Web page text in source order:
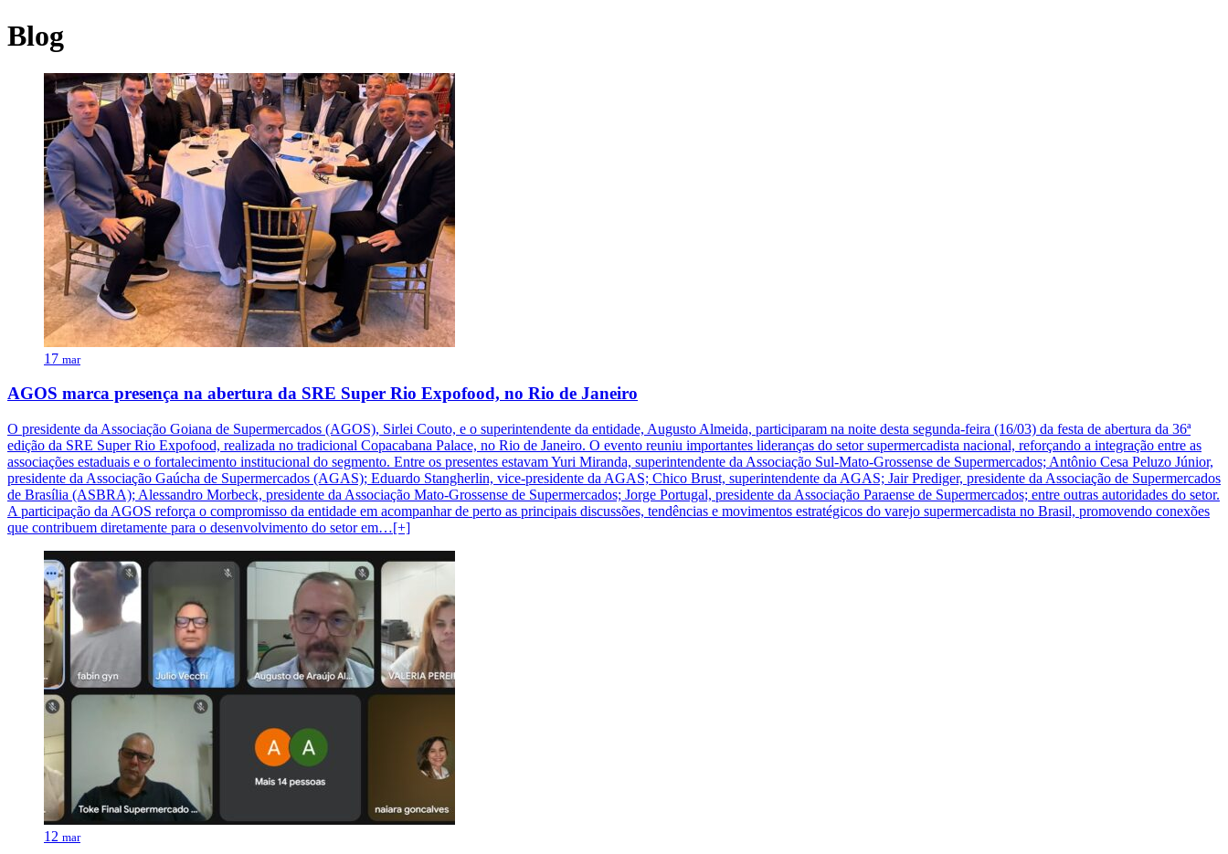
Blog
17 mar
AGOS marca presença na abertura da SRE Super Rio Expofood, no Rio de Janeiro
O presidente da Associação Goiana de Supermercados (AGOS), Sirlei Couto, e o superintendente da entidade, Augusto Almeida, participaram na noite desta segunda-feira (16/03) da festa de abertura da 36ª
edição da SRE Super Rio Expofood, realizada no tradicional Copacabana Palace, no Rio de Janeiro. O evento reuniu importantes lideranças do setor supermercadista nacional, reforçando a integração entre as
associações estaduais e o fortalecimento institucional do segmento. Entre os presentes estavam Yuri Miranda, superintendente da Associação Sul-Mato-Grossense de Supermercados; Antônio Cesa Peluzo Júnior,
presidente da Associação Gaúcha de Supermercados (AGAS); Eduardo Stangherlin, vice-presidente da AGAS; Chico Brust, superintendente da AGAS; Jair Prediger, presidente da Associação de Supermercados
de Brasília (ASBRA); Alessandro Morbeck, presidente da Associação Mato-Grossense de Supermercados; Jorge Portugal, presidente da Associação Paraense de Supermercados; entre outras autoridades do setor.
A participação da AGOS reforça o compromisso da entidade em acompanhar de perto as principais discussões, tendências e movimentos estratégicos do varejo supermercadista no Brasil, promovendo conexões
que contribuem diretamente para o desenvolvimento do setor em…[+]
12 mar